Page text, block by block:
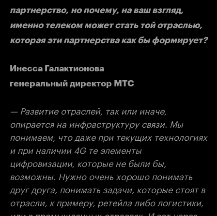
партнерство, но почему, на ваш взгляд,
именно телеком может стать той отраслью,
которая эти партнерства как бы формирует?
Инесса Галактионова
генеральный директор МТС
— Развитие отраслей, так или иначе,
опирается на инфраструктуру связи. Мы
понимаем, что даже при текущих технологиях
и при наличии 4G те элементы
цифровизации, которые не были бы,
возможны. Нужно очень хорошо понимать
друг друга, понимать задачи, которые стоят в
отрасли, к примеру, ретейла либо логистики,